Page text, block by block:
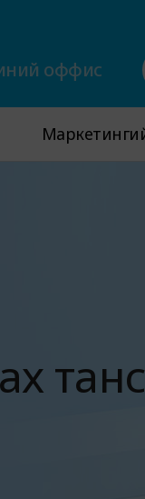
оффис
Маркетингийн
Маркетингийн